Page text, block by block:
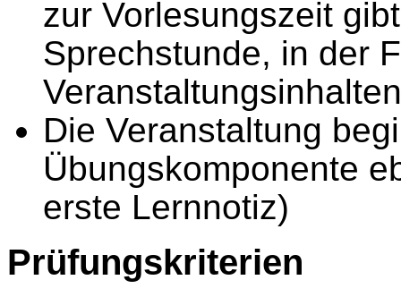
zur Vorlesungszeit
Sprechstunde, in der
Die Veranstaltung
Übungskomponente
erste Lernnotiz)
Prüfungskriterien